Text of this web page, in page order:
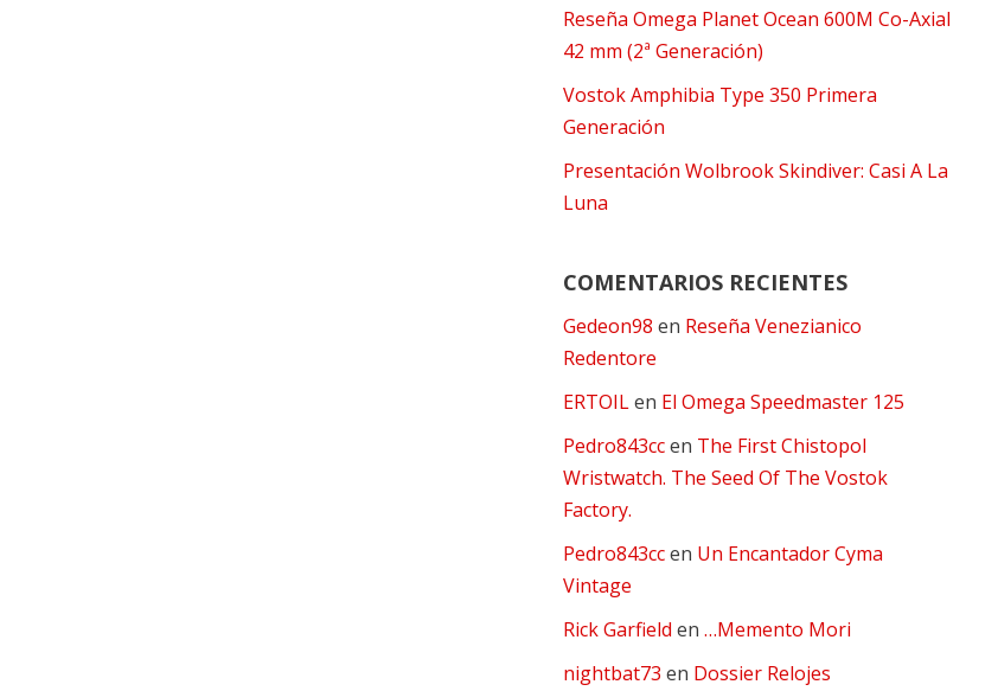
Reseña Omega Planet Ocean 600M Co-Axial
42 mm (2ª Generación)
Vostok Amphibia Type 350 Primera
Generación
Presentación Wolbrook Skindiver: Casi A La
Luna
COMENTARIOS RECIENTES
Gedeon98 en Reseña Venezianico
Redentore
ERTOILen El Omega Speedmaster 125
Pedro843ccen The First Chistopol
Wristwatch. The Seed Of The Vostok
Factory.
Pedro843ccen Un Encantador Cyma
Vintage
Rick Garfield en …Memento Mori
nightbat73 en Dossier Relojes